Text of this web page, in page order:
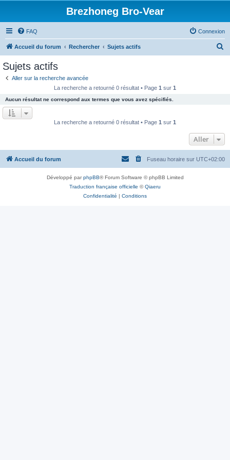
Brezhoneg Bro-Vear
FAQ Connexion
Accueil du forum Rechercher Sujets actifs
e
r
Sujets actifs
Aller sur la recherche avancée
La recherche a retourné 0 résultat • Page 1 sur 1
Aucun résultat ne correspond aux termes que vous avez spécifiés.
La recherche a retourné 0 résultat • Page 1 sur 1
Aller
Accueil du forum Fuseau horaire sur UTC+02:00
Développé parphpBB® Forum Software © phpBB Limited
Traduction française officielle ©Qiaeru
Confidentialité | Conditions